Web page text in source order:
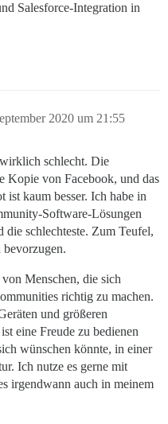
Salesforce-Integration in
2020 um 21:55
schlecht. Die
Kopie von Facebook, und das
kaum besser. Ich habe in
Software-Lösungen
die schlechteste. Zum Teufel,
Menschen, die sich
richtig zu machen.
und größeren
eine Freude zu bedienen
wünschen könnte, in einer
Ich nutze es gerne mit
irgendwann auch in meinem